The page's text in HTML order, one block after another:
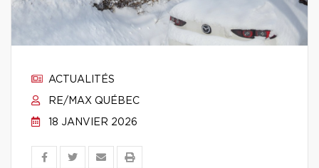
ACTUALITÉS
RE/MAX QUÉBEC
18 JANVIER 2026